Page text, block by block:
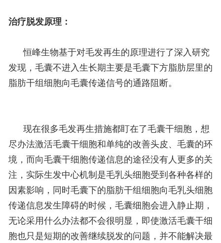
治疗脱发原理：
恒峰生物基于对毛发再生的原理进行了深入研究
发现，毛囊不进入生长期主要是毛囊下方脂肪层里的
脂肪干组细胞向毛囊传递信号的通路阻断。
现在很多毛发再生措施都盯在了毛囊干细胞，想
尽办法激活毛囊干细胞和单纯的改善头皮、毛囊的环
境，而向毛囊干细胞传递信息的途径没有人更多的关
注，实际生发中心机制是毛乳头细胞受到各种各样的
因素影响，同时毛囊下的脂肪干组细胞向毛乳头细胞
传递信息发生障碍的时候，毛囊细胞会进入静止期，
无论采用什么办法都不会很明显，即使激活毛囊干细
胞也只是短期的改善继续脱发的问题，并不能解决最